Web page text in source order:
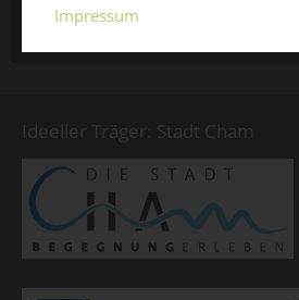
Sitemap
Ideeller Träger: Stadt Cham
Impressum